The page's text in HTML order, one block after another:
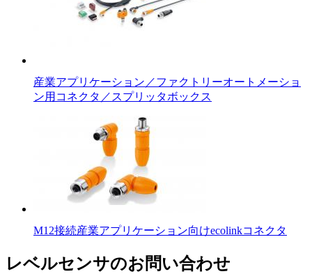
産業アプリケーション／ファクトリーオートメーショ
ン用コネクタ／スプリッタボックス
M12接続産業アプリケーション向けecolinkコネクタ
レベルセンサのお問い合わせ